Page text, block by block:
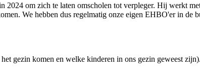
om zich te laten omscholen tot verpleger. Hij werkt
We hebben dus regelmatig onze eigen EHBO'er in de
gezin komen en welke kinderen in ons gezin geweest zijn).